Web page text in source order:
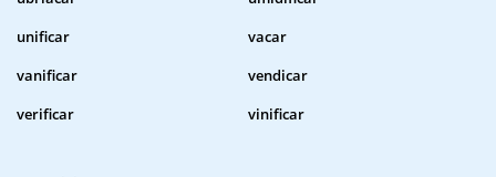
unificar
vacar
vanificar
vendicar
verificar
vinificar